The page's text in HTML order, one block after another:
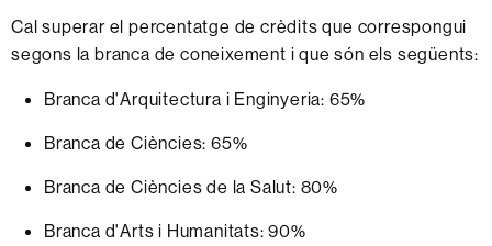
Cal superar el percentatge de crèdits que correspongui
segons la branca de coneixement i que són els següents:
Branca d'Arquitectura i Enginyeria: 65%
Branca de Ciències: 65%
Branca de Ciències de la Salut: 80%
Branca d'Arts i Humanitats: 90%